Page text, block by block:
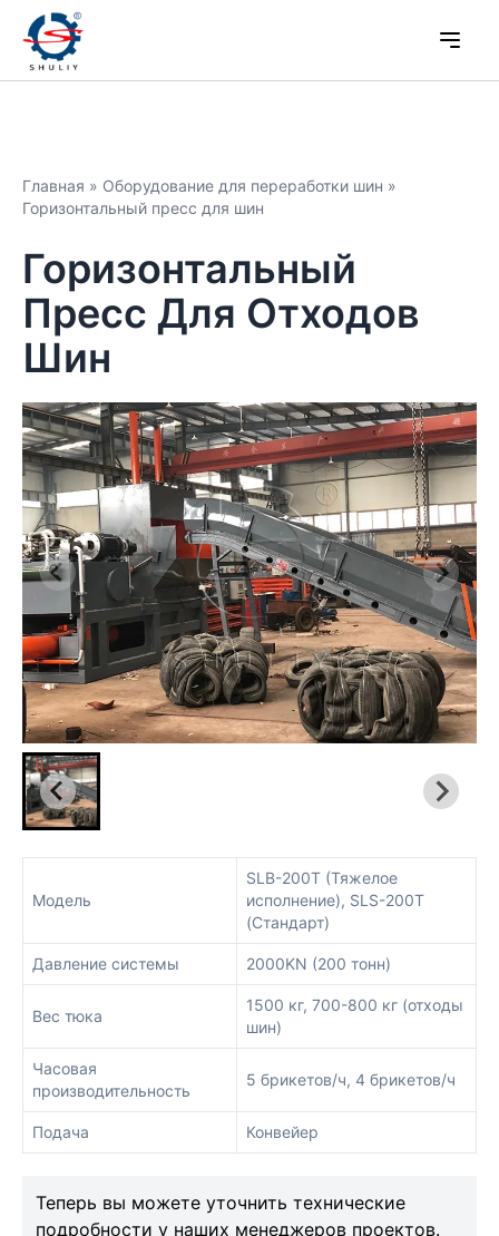
Главная » Оборудование для переработки шин »
Горизонтальный пресс для шин
Горизонтальный
Пресс Для Отходов
Шин
Модель
SLB-200T (Тяжелое
исполнение), SLS-200T
(Стандарт)
Давление системы 2000KN (200 тонн)
Вес тюка
1500 кг, 700-800 кг (отходы
шин)
Часовая
производительность
5 брикетов/ч, 4 брикетов/ч
Подача Конвейер
Теперь вы можете уточнить технические
подробности у наших менеджеров проектов.